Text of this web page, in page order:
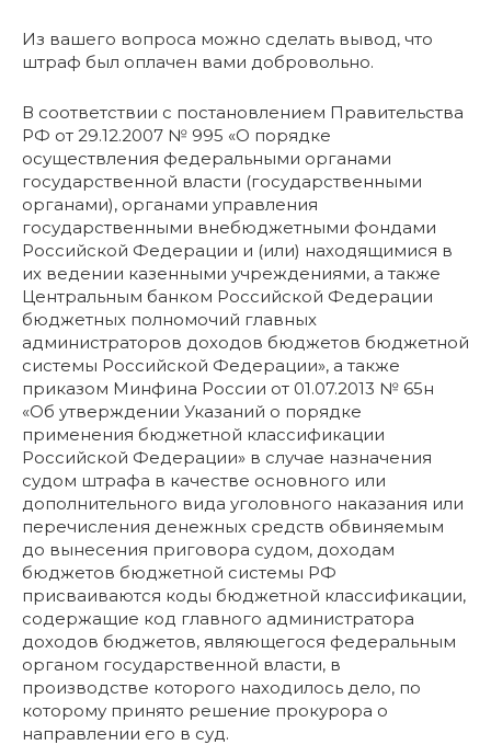
Из вашего вопроса можно сделать вывод, что
штраф был оплачен вами добровольно.
В соответствии с постановлением Правительства
РФ от 29.12.2007 № 995 «О порядке
осуществления федеральными органами
государственной власти (государственными
органами), органами управления
государственными внебюджетными фондами
Российской Федерации и (или) находящимися в
их ведении казенными учреждениями, а также
Центральным банком Российской Федерации
бюджетных полномочий главных
администраторов доходов бюджетов бюджетной
системы Российской Федерации», а также
приказом Минфина России от 01.07.2013 № 65н
«Об утверждении Указаний о порядке
применения бюджетной классификации
Российской Федерации» в случае назначения
судом штрафа в качестве основного или
дополнительного вида уголовного наказания или
перечисления денежных средств обвиняемым
до вынесения приговора судом, доходам
бюджетов бюджетной системы РФ
присваиваются коды бюджетной классификации,
содержащие код главного администратора
доходов бюджетов, являющегося федеральным
органом государственной власти, в
производстве которого находилось дело, по
которому принято решение прокурора о
направлении его в суд.